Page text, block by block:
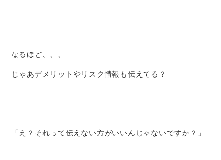
なるほど、、、
じゃあデメリットやリスク情報も伝えてる？
「え？それって伝えない方がいいんじゃないですか？」